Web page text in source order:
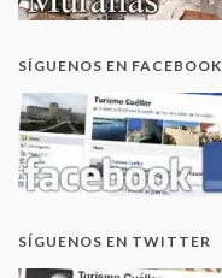
SÍGUENOS EN FACEBOOK
SÍGUENOS EN TWITTER